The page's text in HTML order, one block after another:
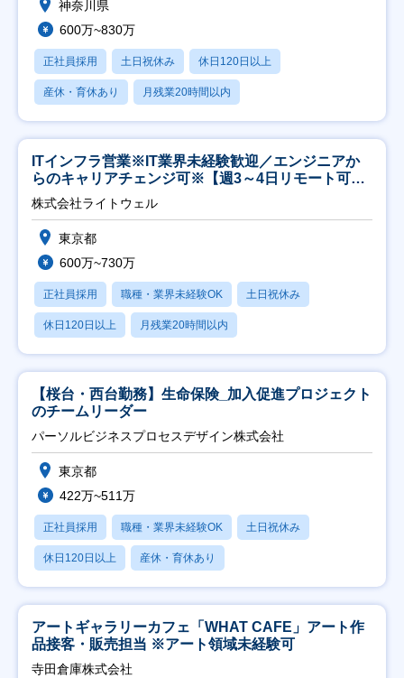
神奈川県
600万~830万
正社員採用 土日祝休み 休日120日以上
産休・育休あり 月残業20時間以内
ITインフラ営業※IT業界未経験歓迎／エンジニアか
らのキャリアチェンジ可※【週3～4日リモート可
能】
株式会社ライトウェル
東京都
600万~730万
正社員採用 職種・業界未経験OK 土日祝休み
休日120日以上 月残業20時間以内
【桜台・西台勤務】生命保険_加入促進プロジェクト
のチームリーダー
パーソルビジネスプロセスデザイン株式会社
東京都
422万~511万
正社員採用 職種・業界未経験OK 土日祝休み
休日120日以上 産休・育休あり
アートギャラリーカフェ「WHAT CAFE」アート作
品接客・販売担当 ※アート領域未経験可
寺田倉庫株式会社